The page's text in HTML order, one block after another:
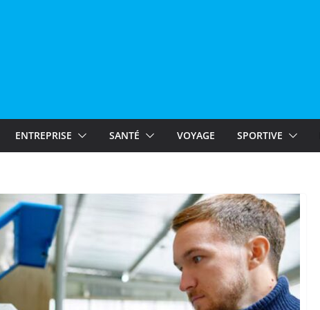
ENTREPRISE SANTÉ VOYAGE SPORTIVE